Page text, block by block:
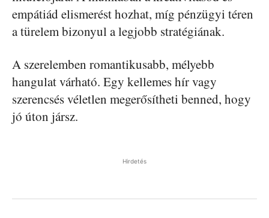
empátiád elismerést hozhat, míg pénzügyi téren
a türelem bizonyul a legjobb stratégiának.
A szerelemben romantikusabb, mélyebb
hangulat várható. Egy kellemes hír vagy
szerencsés véletlen megerősítheti benned, hogy
jó úton jársz.
Hirdetés